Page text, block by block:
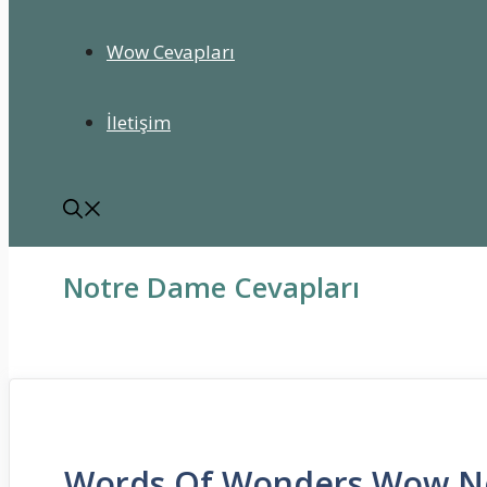
Wow Cevapları
İletişim
Notre Dame Cevapları